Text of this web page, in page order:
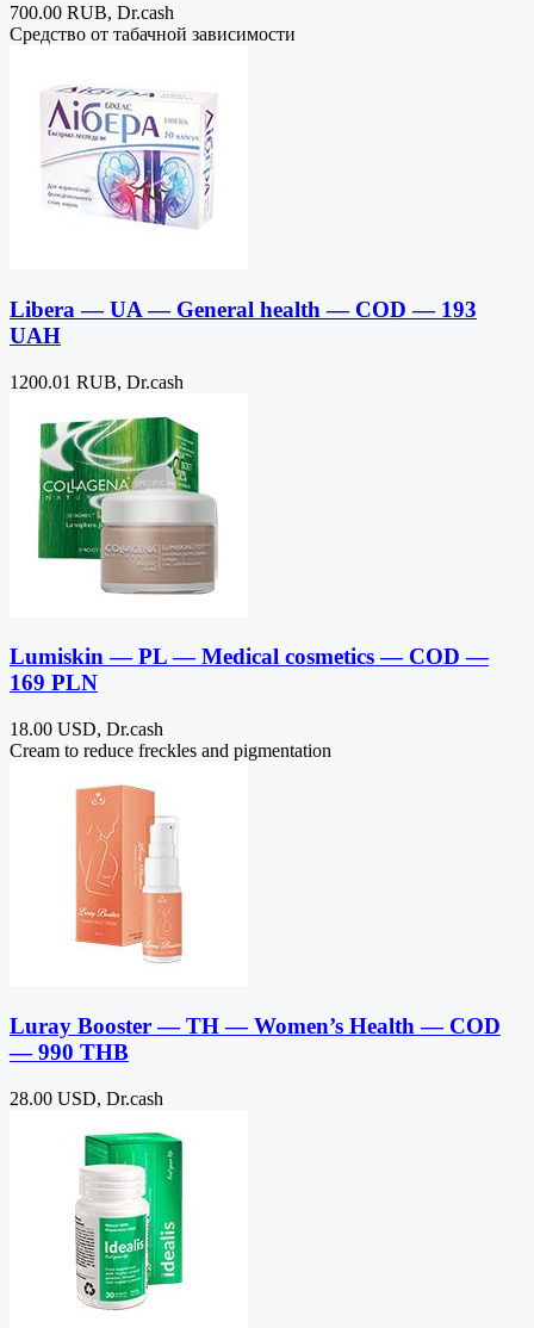
700.00 RUB, Dr.cash
Средство от табачной зависимости
Libera — UA — General health — COD — 193
UAH
1200.01 RUB, Dr.cash
Lumiskin — PL — Medical cosmetics — COD —
169 PLN
18.00 USD, Dr.cash
Cream to reduce freckles and pigmentation
Luray Booster — TH — Women’s Health — COD
— 990 THB
28.00 USD, Dr.cash